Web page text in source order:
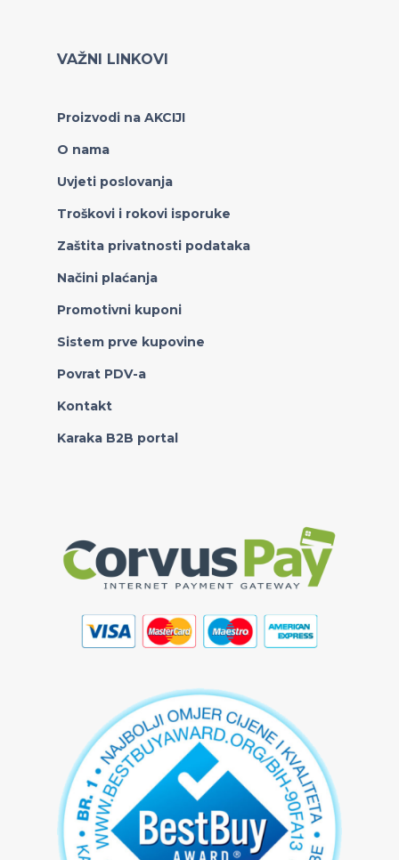
VAŽNI LINKOVI
Proizvodi na AKCIJI
O nama
Uvjeti poslovanja
Troškovi i rokovi isporuke
Zaštita privatnosti podataka
Načini plaćanja
Promotivni kuponi
Sistem prve kupovine
Povrat PDV-a
Kontakt
Karaka B2B portal